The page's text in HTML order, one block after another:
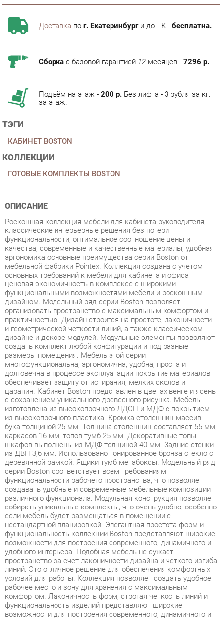
Доставкапог. Екатеринбурги до ТК -бесплатна.
ТЭГИ
ОПИСАНИЕ
классические интерьерные решения без потери
функциональности, оптимальное соотношение цены и
качества, современные и качественные материалы, удобная
эргономика основные преимущества серии Boston от
мебельной фабрики Pointex. Коллекция создана с учетом
основных требований к мебели для кабинета и офиса
ценовая экономичность в комплексе с широкими
функциональными возможностями мебели и роскошным
дизайном. Модельный ряд серии Boston позволяет
организовать пространство с максимальным комфортом и
практичностью. Дизайн строится на простоте, лаконичности
и геометрической четкости линий, а также классическом
дизайне и декоре модулей. Модульные элементы позволяют
создать комплект любой конфигурации и под разные
размеры помещения. Мебель этой серии
многофункциональна, эргономична, удобна, проста и
долговечна в процессе эксплуатации покрытие материалов
обеспечивает защиту от истирания, мелких сколов и
царапин. Кабинет Boston представлен в цветах венге и ясень
с сохранением уникального древесного рисунка. Мебель
изготовлена из высокопрочного ЛДСП и МДФ с покрытием
из высокопрочного пластика. Кромка столешниц массив
бука толщиной 25 мм. Толщина столешниц составляет 55 мм,
каркасов 16 мм, топов тумб 25 мм. Декоративные топы
шкафов выполнены из МДФ толщиной 40 мм. Задние стенки
из ДВП 3,6 мм. Использовано тонированное бронза стекло с
деревянной рамкой. Ящики тумб метабоксы. Модельный ряд
серии Boston соответствует всем требованиям
функциональности рабочего пространства, что позволяет
создавать удобные и современные мебельные композиции
различного функционала. Модульная конструкция позволяет
собирать уникальные комплекты, что очень удобно, особенно
если мебель будет размещаться в помещении с
нестандартной планировкой. Элегантная простота форм и
функциональность коллекции Boston представляют широкие
возможности для построения современного, динамичного и
удобного интерьера. Подобная мебель не сужает
пространство за счет лаконичности дизайна и четкого изгиба
линий. Это отличное решение для обеспечения комфортных
условий для работы. Коллекция позволяет создать удобное
рабочее место и зону для хранения с максимальным
комфортом. Лаконичность форм, строгая четкость линий и
функциональность изделий представляют широкие
возможности для построения современного, динамичного и
удобного интерьера. Boston - это отличное решение для
обеспечения комфортных условий для работы, позволяющее
оптимизировать пространство без ущерба для
функциональности и удобства. Широкая база элементов
позволит создать полноценный гарнитур, отвечающий всем